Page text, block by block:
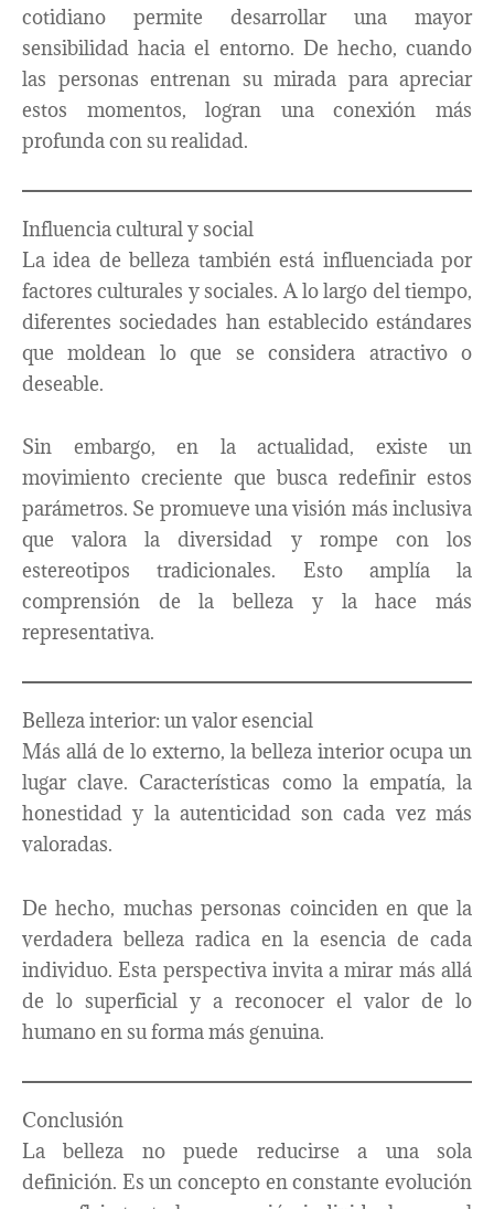
cotidiano permite desarrollar una mayor
sensibilidad hacia el entorno. De hecho, cuando
las personas entrenan su mirada para apreciar
estos momentos, logran una conexión más
profunda con su realidad.
Influencia cultural y social
La idea de belleza también está influenciada por
factores culturales y sociales. A lo largo del tiempo,
diferentes sociedades han establecido estándares
que moldean lo que se considera atractivo o
deseable.
Sin embargo, en la actualidad, existe un
movimiento creciente que busca redefinir estos
parámetros. Se promueve una visión más inclusiva
que valora la diversidad y rompe con los
estereotipos tradicionales. Esto amplía la
comprensión de la belleza y la hace más
representativa.
Belleza interior: un valor esencial
Más allá de lo externo, la belleza interior ocupa un
lugar clave. Características como la empatía, la
honestidad y la autenticidad son cada vez más
valoradas.
De hecho, muchas personas coinciden en que la
verdadera belleza radica en la esencia de cada
individuo. Esta perspectiva invita a mirar más allá
de lo superficial y a reconocer el valor de lo
humano en su forma más genuina.
Conclusión
La belleza no puede reducirse a una sola
definición. Es un concepto en constante evolución